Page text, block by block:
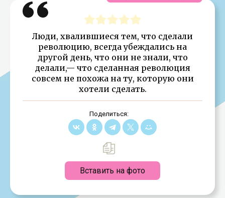
Люди, хвалившиеся тем, что сделали
революцию, всегда убеждались на
другой день, что они не знали, что
делали,— что сделанная революция
совсем не похожа на ту, которую они
хотели сделать.
Поделиться:
Вставить на фото